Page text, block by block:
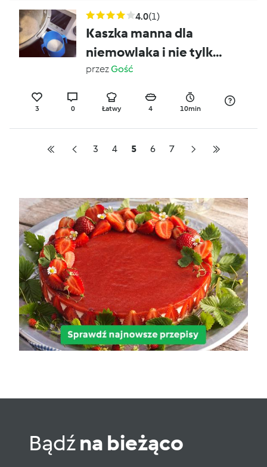
4.0(1)
Kaszka manna dla
niemowlaka i nie tylko
(BLW / rozszerzanie
diety)
przezGość
3 0 Łatwy 4 10min
3 4 5 6 7
Bądźna bieżąco